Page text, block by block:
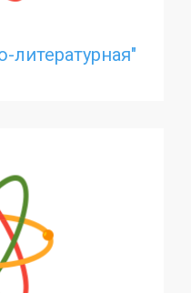
литературная"